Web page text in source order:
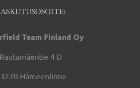
Team Finland Oy
Rautamäentie 4 D
Hämeenlinna